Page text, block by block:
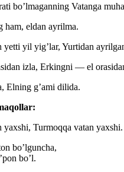
bo’lmaganning Vatanga
ham, eldan ayrilma.
yil yig’lar, Yurtidan
izla, Erkingni — el
Elning g’ami dilida.
Turmoqqa vatan yaxshi.
bo’lguncha,
bo’l.